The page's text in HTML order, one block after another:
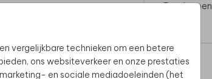
vergelijkbare technieken om een betere
ons websiteverkeer en onze prestaties
en sociale mediadoeleinden (het
Enveloppen